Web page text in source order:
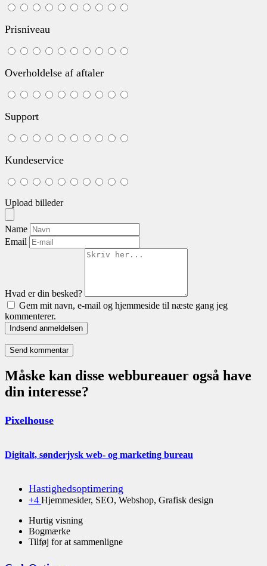
Prisniveau
Overholdelse af aftaler
Support
Kundeservice
Upload billeder
Name
Email
Hvad er din besked?
Gem mit navn, e-mail og hjemmeside til næste gang jeg
kommenterer.
Indsend anmeldelsen
Måske kan disse webbureauer også have
din interesse?
Pixelhouse
Digitalt, sønderjysk web- og marketing bureau
Hastighedsoptimering
+4 Hjemmesider, SEO, Webshop, Grafisk design
Hurtig visning
Bogmærke
Tilføj for at sammenligne